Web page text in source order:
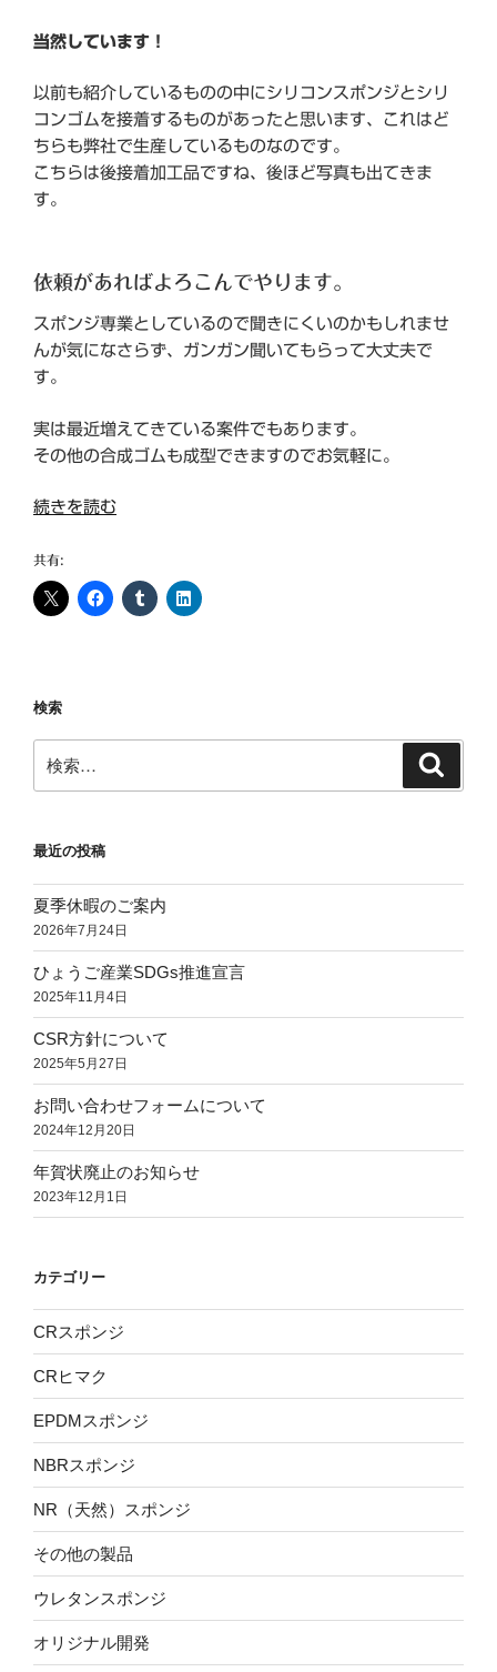
当然しています！
以前も紹介しているものの中にシリコンスポンジとシリ
コンゴムを接着するものがあったと思います、これはど
ちらも弊社で生産しているものなのです。
こちらは後接着加工品ですね、後ほど写真も出てきま
す。
依頼があればよろこんでやります。
スポンジ専業としているので聞きにくいのかもしれませ
んが気になさらず、ガンガン聞いてもらって大丈夫で
す。
実は最近増えてきている案件でもあります。
その他の合成ゴムも成型できますのでお気軽に。
“シ
コ
ン
ゴ
あ
る
い
ム
ポ
ン
の
体
成
に
い
て”
続きを読む
共有:
検索
索:
最近の投稿
夏季休暇のご案内
2026年7月24日
ひょうご産業SDGs推進宣言
2025年11月4日
CSR方針について
2025年5月27日
お問い合わせフォームについて
2024年12月20日
年賀状廃止のお知らせ
2023年12月1日
カテゴリー
CRスポンジ
CRヒマク
EPDMスポンジ
NBRスポンジ
NR（天然）スポンジ
その他の製品
ウレタンスポンジ
オリジナル開発